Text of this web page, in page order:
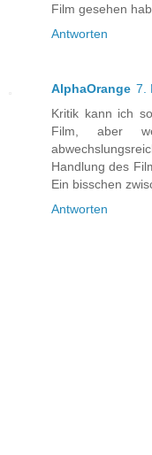
Film gesehen
Antworten
AlphaOrange 7.
Kritik kann ich
Film, aber
Handlung des
Ein bisschen
Antworten